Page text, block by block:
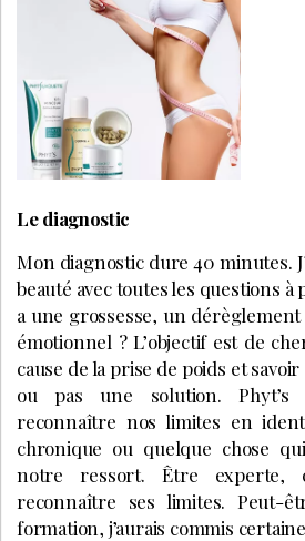
Le diagnostic
Mon diagnostic dure 40 minutes.
beauté avec toutes les questions à
a une grossesse, un
émotionnel ? L’objectif est de
cause de la prise de poids et
ou pas une solution.
reconnaître nos limites en
chronique ou quelque chose
notre ressort. Être experte,
reconnaître ses limites. Peut-
formation, j’aurais commis